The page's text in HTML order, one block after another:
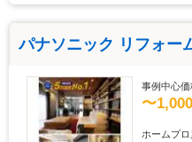
パナソニック リフォー
事例中心価
〜
ホームプ